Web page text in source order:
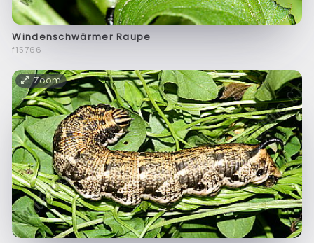
Windenschwärmer Raupe
f15766
Zoom